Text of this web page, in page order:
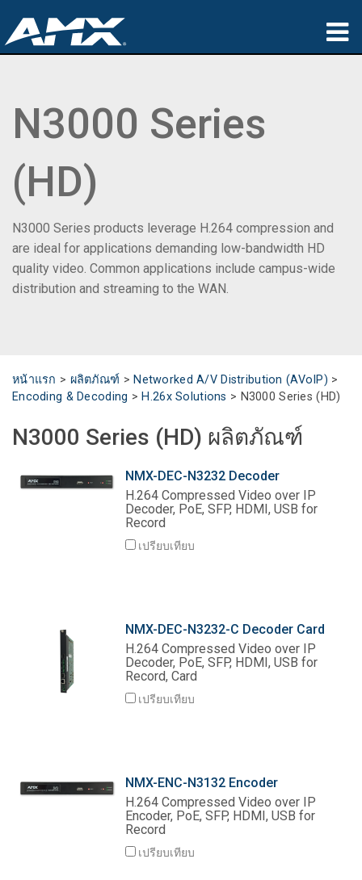
การประยุกต์ใช้
ที่ซื้อสินค้า
การฝึกอบรม
เกี่ยวกับ
ภาษา/ภูมิภาค
N3000 Series
(HD)
N3000 Series products leverage H.264 compression and
are ideal for applications demanding low-bandwidth HD
quality video. Common applications include campus-wide
distribution and streaming to the WAN.
หน้าแรก > ผลิตภัณฑ์ > Networked A/V Distribution (AVoIP) >
Encoding & Decoding > H.26x Solutions > N3000 Series (HD)
N3000 Series (HD) ผลิตภัณฑ์
NMX-DEC-N3232 Decoder
H.264 Compressed Video over IP
Decoder, PoE, SFP, HDMI, USB for
Record
เปรียบเทียบ
NMX-DEC-N3232-C Decoder Card
H.264 Compressed Video over IP
Decoder, PoE, SFP, HDMI, USB for
Record, Card
เปรียบเทียบ
NMX-ENC-N3132 Encoder
H.264 Compressed Video over IP
Encoder, PoE, SFP, HDMI, USB for
Record
เปรียบเทียบ